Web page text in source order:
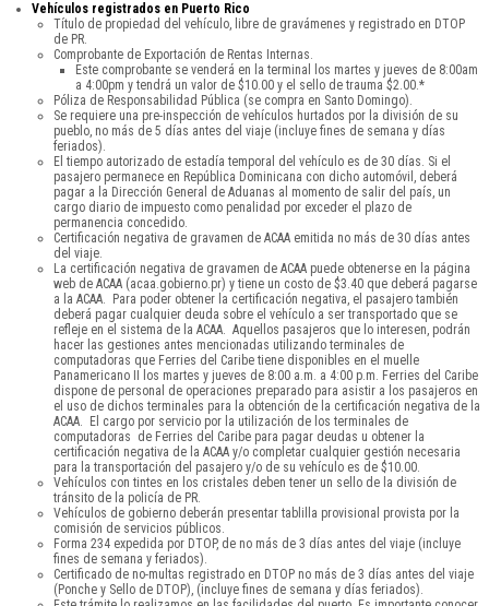
Vehículos registrados en Puerto Rico
Título de propiedad del vehículo, libre de gravámenes y registrado en DTOP
de PR.
Comprobante de Exportación de Rentas Internas.
Este comprobante se venderá en la terminal los martes y jueves de 8:00am
a 4:00pm y tendrá un valor de $10.00 y el sello de trauma $2.00.*
Póliza de Responsabilidad Pública (se compra en Santo Domingo).
Se requiere una pre-inspección de vehículos hurtados por la división de su
pueblo, no más de 5 días antes del viaje (incluye fines de semana y días
feriados).
El tiempo autorizado de estadía temporal del vehículo es de 30 días. Si el
pasajero permanece en República Dominicana con dicho automóvil, deberá
pagar a la Dirección General de Aduanas al momento de salir del país, un
cargo diario de impuesto como penalidad por exceder el plazo de
permanencia concedido.
Certificación negativa de gravamen de ACAA emitida no más de 30 días antes
del viaje.
La certificación negativa de gravamen de ACAA puede obtenerse en la página
web de ACAA (acaa.gobierno.pr) y tiene un costo de $3.40 que deberá pagarse
a la ACAA. Para poder obtener la certificación negativa, el pasajero también
deberá pagar cualquier deuda sobre el vehículo a ser transportado que se
refleje en el sistema de la ACAA. Aquellos pasajeros que lo interesen, podrán
hacer las gestiones antes mencionadas utilizando terminales de
computadoras que Ferries del Caribe tiene disponibles en el muelle
Panamericano II los martes y jueves de 8:00 a.m. a 4:00 p.m. Ferries del Caribe
dispone de personal de operaciones preparado para asistir a los pasajeros en
el uso de dichos terminales para la obtención de la certificación negativa de la
ACAA. El cargo por servicio por la utilización de los terminales de
computadoras de Ferries del Caribe para pagar deudas u obtener la
certificación negativa de la ACAA y/o completar cualquier gestión necesaria
para la transportación del pasajero y/o de su vehículo es de $10.00.
Vehículos con tintes en los cristales deben tener un sello de la división de
tránsito de la policía de PR.
Vehículos de gobierno deberán presentar tablilla provisional provista por la
comisión de servicios públicos.
Forma 234 expedida por DTOP, de no más de 3 días antes del viaje (incluye
fines de semana y feriados).
Certificado de no-multas registrado en DTOP no más de 3 días antes del viaje
(Ponche y Sello de DTOP), (incluye fines de semana y días feriados).